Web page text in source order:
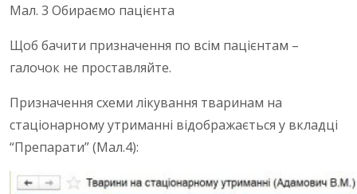
Мал. 3 Обираємо пацієнта
Щоб бачити призначення по всім пацієнтам –
галочок не проставляйте.
Призначення схеми лікування тваринам на
стаціонарному утриманні відображається у вкладці
“Препарати” (Мал.4):